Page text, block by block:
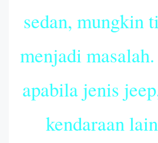
sedan, mungkin
menjadi
apabila jenis
kendaraan